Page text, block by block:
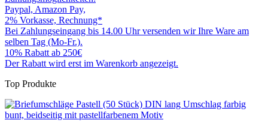
Paypal, Amazon Pay,
2% Vorkasse, Rechnung*
Bei Zahlungseingang bis 14.00 Uhr versenden wir Ihre Ware am
selben Tag (Mo-Fr.).
10% Rabatt ab 250€
Der Rabatt wird erst im Warenkorb angezeigt.
Top Produkte